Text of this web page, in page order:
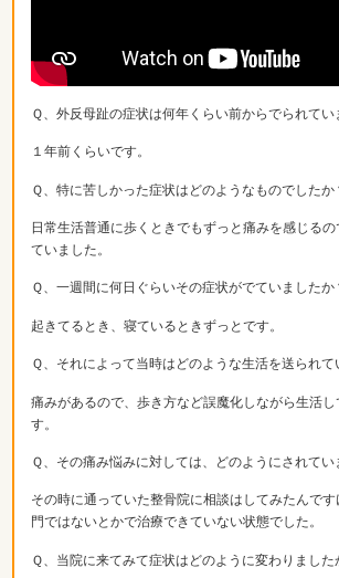
Ｑ、外反母趾の症状は何年くらい前からでられてい
１年前くらいです。
Ｑ、特に苦しかった症状はどのようなものでしたか
日常生活普通に歩くときでもずっと痛みを感じる
ていました。
Ｑ、一週間に何日ぐらいその症状がでていましたか
起きてるとき、寝ているときずっとです。
Ｑ、それによって当時はどのような生活を送られて
痛みがあるので、歩き方など誤魔化しながら生活し
す。
Ｑ、その痛み悩みに対しては、どのようにされてい
その時に通っていた整骨院に相談はしてみたんで
門ではないとかで治療できていない状態でした。
Ｑ、当院に来てみて症状はどのように変わりました